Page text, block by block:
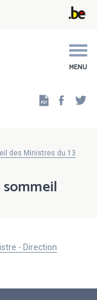
MENU
des Ministres du 13
- Direction